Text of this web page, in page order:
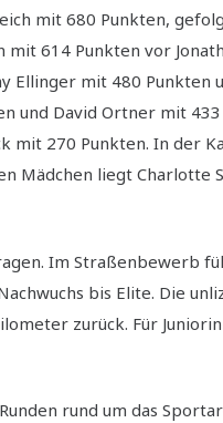
mit 680 Punkten,
614 Punkten vor
Ellinger mit 480
und David Ortner mit
270 Punkten. In der
Mädchen liegt Charlotte
Im Straßenbewerb
bis Elite. Die
zurück. Für
rund um das